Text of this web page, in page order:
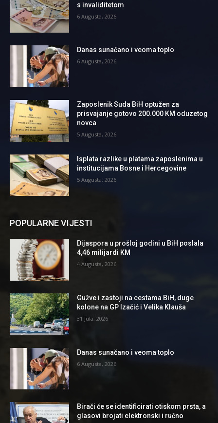
s invaliditetom
6 Augusta, 2026
Danas sunačano i veoma toplo
6 Augusta, 2026
Zaposlenik Suda BiH optužen za
prisvajanje gotovo 200.000 KM oduzetog
novca
5 Augusta, 2026
Isplata razlike u platama zaposlenima u
institucijama Bosne i Hercegovine
5 Augusta, 2026
POPULARNE VIJESTI
Dijaspora u prošloj godini u BiH poslala
4,46 milijardi KM
4 Augusta, 2026
Gužve i zastoji na cestama BiH, duge
kolone na GP Izačić i Velika Klauša
31 Jula, 2026
Danas sunačano i veoma toplo
6 Augusta, 2026
Birači će se identificirati otiskom prsta, a
glasovi brojati elektronski i ručno